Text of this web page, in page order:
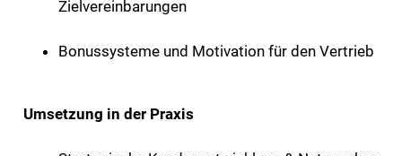
Zielvereinbarungen
Bonussysteme und Motivation für den Vertrieb
Umsetzung in der Praxis